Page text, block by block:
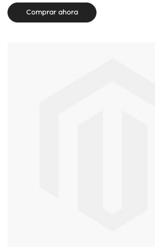
Comprar ahora